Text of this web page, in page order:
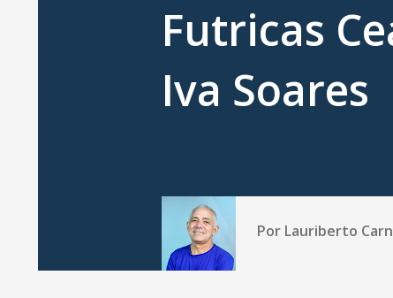
Futricas
Iva Soares
Por Lauriberto